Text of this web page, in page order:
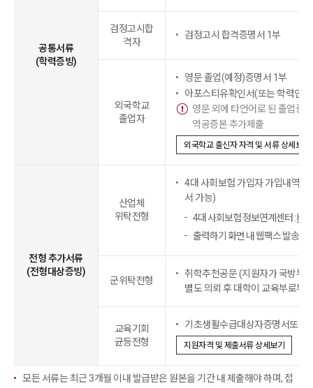
공통서류
(학력증빙)
검정고시합
격자
검정고시 합격증명서 1부
외국학교
졸업자
영문 졸업(예정)증명서 1부
아포스티유확인서(또는 학력인
영문 외에 타언어로 된 졸업증
역공증본 추가제출
외국학교 출신자 자격 및 서류 상세보기
전형 추가서류
(전형대상증빙)
산업체
위탁전형
4대 사회보험 가입자 가입내역
서 가능)
4대 사회보험 정보연계센터 :
출력하기 화면 내 웹팩스 발송 가
군위탁전형
취학추천공문 (지원자가 국방부
별도 의뢰 후 대학이 교육부로부
교육기회
균등전형
기초생활수급대상자증명서또는
지원자격 및 제출서류 상세보기
모든 서류는 최근 3개월 이내 발급받은 원본을 기간 내 제출해야 하며, 접